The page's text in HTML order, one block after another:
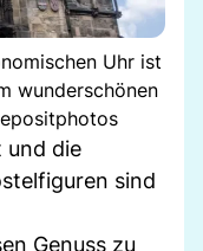
Uhr ist
wunderschönen
und die
sind
Genuss zu